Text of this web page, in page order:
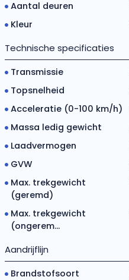
Aantal deuren
Kleur
Technische specificaties
Transmissie
Topsnelheid
Acceleratie (0-100 km/h)
Massa ledig gewicht
Laadvermogen
GVW
Max. trekgewicht
(geremd)
Max. trekgewicht
(ongerem...
Aandrijflijn
Brandstofsoort